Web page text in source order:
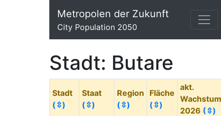
Metropolen der Zukunft
City Population 2050
Stadt: Butare
Stadt
(⇳)
Staat
(⇳)
Region
(⇳)
Fläche
(⇳)
akt.
Wachstum
2026 (⇳)